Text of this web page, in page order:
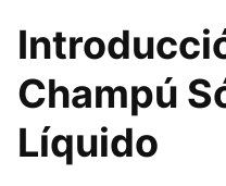
Champú
Líquido